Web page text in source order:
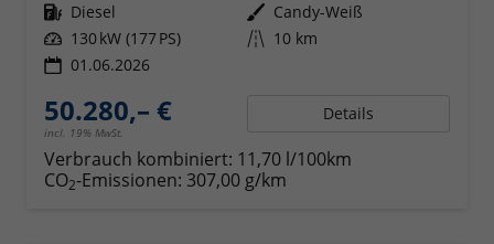
Kraftstoff Diesel Außenfarbe Candy-Weiß
Leistung 130 kW (177 PS) Kilometerstand 10 km
01.06.2026
50.280,– €
incl. 19% MwSt.
Details
Verbrauch kombiniert: 11,70 l/100km
CO2-Emissionen: 307,00 g/km